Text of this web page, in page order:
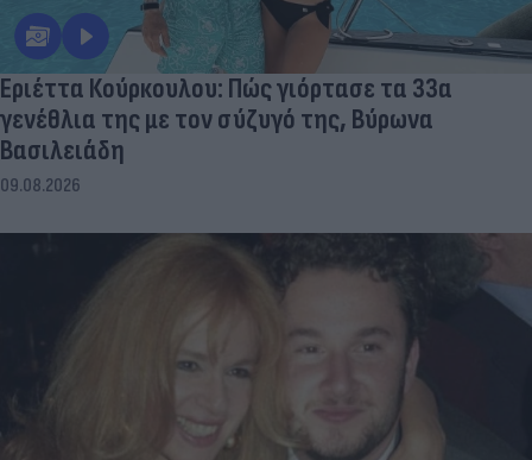
Εριέττα Κούρκουλου: Πώς γιόρτασε τα 33α
γενέθλια της με τον σύζυγό της, Βύρωνα
Βασιλειάδη
09.08.2026